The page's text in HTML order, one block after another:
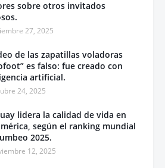
sobre otros invitados
27, 2025
de las zapatillas voladoras
es falso: fue creado con
artificial.
24, 2025
lidera la calidad de vida en
según el ranking mundial
2025.
12, 2025